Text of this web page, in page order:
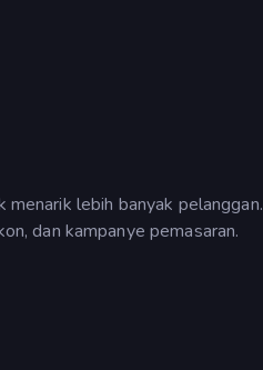
lebih banyak pelanggan.
dan kampanye pemasaran.